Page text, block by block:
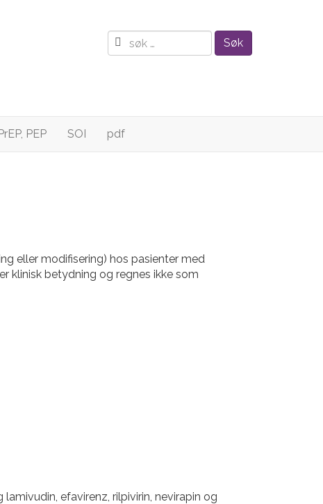
Søk
PEP SOI pdf
eller modifisering) hos pasienter med
klinisk betydning og regnes ikke som
efavirenz, rilpivirin, nevirapin og